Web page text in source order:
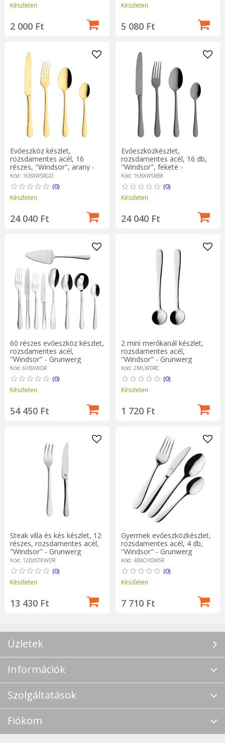
Készleten
2 000 Ft
Készleten
5 080 Ft
Evőeszköz készlet,
rozsdamentes acél, 16
részes, "Windsor", arany -
Grunwerg
Kód: 16BXWSRGD
(0)
Készleten
24 040 Ft
Evőeszközkészlet,
rozsdamentes acél, 16 db,
"Windsor", fekete -
Grunwerg
Kód: 16BXWSRBK
(0)
Készleten
24 040 Ft
60 részes evőeszköz készlet,
rozsdamentes acél,
"Windsor" - Grunwerg
Kód: 60BXWDR
(0)
Készleten
54 450 Ft
2 mini merőkanál készlet,
rozsdamentes acél,
"Windsor" - Grunwerg
Kód: 2MLWDRC
(0)
Készleten
1 720 Ft
Steak villa és kés készlet, 12
részes, rozsdamentes acél,
"Windsor" - Grunwerg
Kód: 12BXSTKWDR
(0)
Készleten
13 430 Ft
Gyermek evőeszközkészlet,
rozsdamentes acél, 4 db,
"Windsor" - Grunwerg
Kód: 4BXCHDWSR
(0)
Készleten
7 710 Ft
Üzletek
Információk
Szolgáltatások
Fiókom